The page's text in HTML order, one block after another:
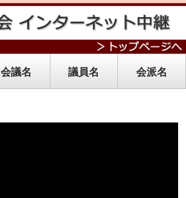
会議名 議員名 会派名